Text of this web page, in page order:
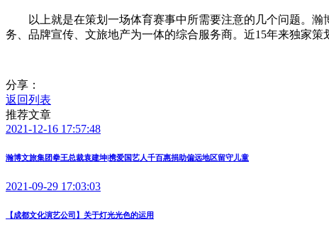
以上就是在策划一场体育赛事中所需要注意的几个问题。瀚
务、品牌宣传、文旅地产为一体的综合服务商。近15年来独家
分享：
返回列表
推荐文章
2021-12-16 17:57:48
瀚博文旅集团拳王总裁袁建坤|携爱国艺人千百惠捐助偏远地区留守儿童
2021-09-29 17:03:03
【成都文化演艺公司】关于灯光光色的运用